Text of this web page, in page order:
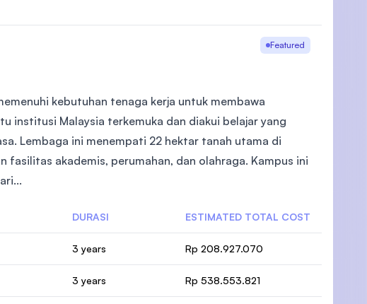
medical
with
(MIT)
Featured
kebutuhan tenaga kerja untuk membawa
institusi Malaysia terkemuka dan diakui belajar yang
Lembaga ini menempati 22 hektar tanah utama di
fasilitas akademis, perumahan, dan olahraga. Kampus ini
DURASI ESTIMATED TOTAL COST
3 years Rp 208.927.070
3 years Rp 538.553.821